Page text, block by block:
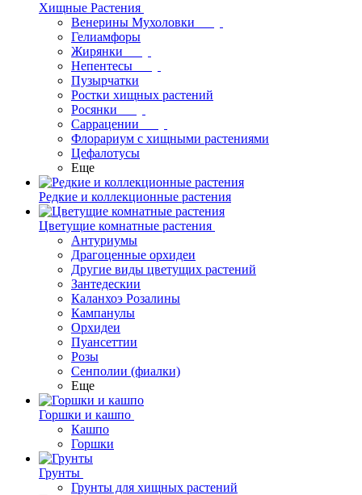
Хищные Растения
Венерины Мухоловки
Гелиамфоры
Жирянки
Непентесы
Пузырчатки
Ростки хищных растений
Росянки
Саррацении
Флорариум с хищными растениями
Цефалотусы
Еще
Редкие и коллекционные растения
Цветущие комнатные растения
Антуриумы
Драгоценные орхидеи
Другие виды цветущих растений
Зантедескии
Каланхоэ Розалины
Кампанулы
Орхидеи
Пуансеттии
Розы
Сенполии (фиалки)
Еще
Горшки и кашпо
Кашпо
Горшки
Грунты
Грунты для хищных растений